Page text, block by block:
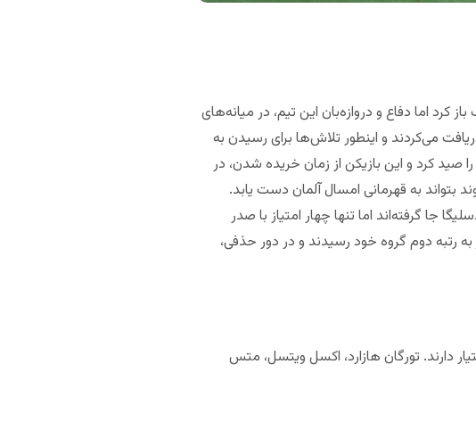
اما دفاع و دروازه‌بان این تیم، در میانه‌های
می‌کردند و اینطور تلاش‌ها برای رسیدن به
صید کرد و این بازیکن از زمان خریده شدن، در
به قهرمانی امسال آلمان دست یابد.
جا گرفته‌اند اما تنها چهار امتیاز با صدر
به رتبه دوم گروه خود رسیدند و در دور حذفی،
دارند. تورگان هازارد، اکسل ویتسل، متس